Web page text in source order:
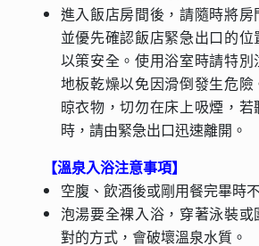
進入飯店房間後，請隨時將房
並優先確認飯店緊急出口的位
以策安全。使用浴室時請特別
地板乾燥以免因滑倒發生危險
晾衣物，切勿在床上吸煙，若
時，請由緊急出口迅速離開。
【溫泉入浴注意事項】
空腹、飲酒後或剛用餐完畢時
泡湯要全裸入浴，穿著泳裝或
對的方式，會破壞溫泉水質。